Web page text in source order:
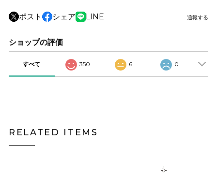
ポスト シェア LINE 通報する
ショップの評価
すべて 350 6 0
RELATED ITEMS